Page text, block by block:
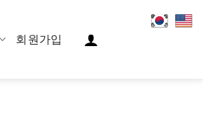
회원가입